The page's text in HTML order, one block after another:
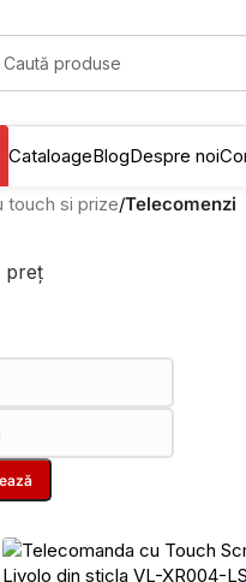
CataloageBlogDespre noi
touch si prize/Telecomenzi
preț